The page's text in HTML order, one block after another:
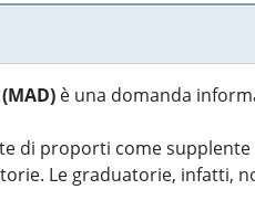
è una domanda
di proporti come
Le graduatorie, infatti,